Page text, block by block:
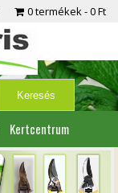
0 termékek 0 Ft
Kertcentrum